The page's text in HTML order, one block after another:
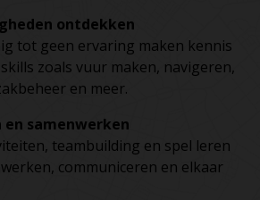
ontdekken
tot geen ervaring maken kennis
zoals vuur maken, navigeren,
en meer.
en samenwerken
teambuilding en spel leren
communiceren en elkaar